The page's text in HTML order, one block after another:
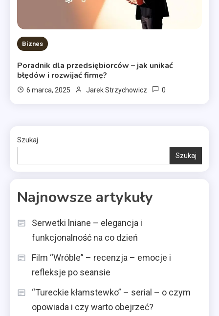
Biznes
Poradnik dla przedsiębiorców – jak unikać
błędów i rozwijać firmę?
6 marca, 2025 Jarek Strzychowicz 0
Szukaj
Szukaj
Najnowsze artykuły
Serwetki lniane – elegancja i
funkcjonalność na co dzień
Film “Wróble” – recenzja – emocje i
refleksje po seansie
“Tureckie kłamstewko” – serial – o czym
opowiada i czy warto obejrzeć?